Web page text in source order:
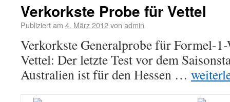
Verkorkste Probe für Vettel
Publiziert am 4. März 2012von admin
Verkorkste Generalprobe für Formel-
Vettel: Der letzte Test vor dem
Australien ist für den Hessen …